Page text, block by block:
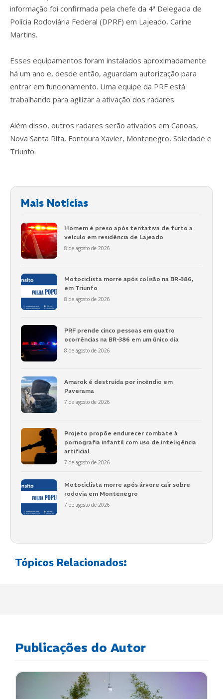
informação foi confirmada pela chefe da 4ª Delegacia de
Polícia Rodoviária Federal (DPRF) em Lajeado, Carine
Martins.
Esses equipamentos foram instalados aproximadamente
há um ano e, desde então, aguardam autorização para
entrar em funcionamento. Uma equipe da PRF está
trabalhando para agilizar a ativação dos radares.
Além disso, outros radares serão ativados em Canoas,
Nova Santa Rita, Fontoura Xavier, Montenegro, Soledade e
Triunfo.
Mais Notícias
Homem é preso após tentativa de furto a
veículo em residência de Lajeado
8 de agosto de 2026
Motociclista morre após colisão na BR-386,
em Triunfo
8 de agosto de 2026
PRF prende cinco pessoas em quatro
ocorrências na BR-386 em um único dia
8 de agosto de 2026
Amarok é destruída por incêndio em
Paverama
7 de agosto de 2026
Projeto propõe endurecer combate à
pornografia infantil com uso de inteligência
artificial
7 de agosto de 2026
Motociclista morre após árvore cair sobre
rodovia em Montenegro
7 de agosto de 2026
Tópicos Relacionados:
Publicações do Autor